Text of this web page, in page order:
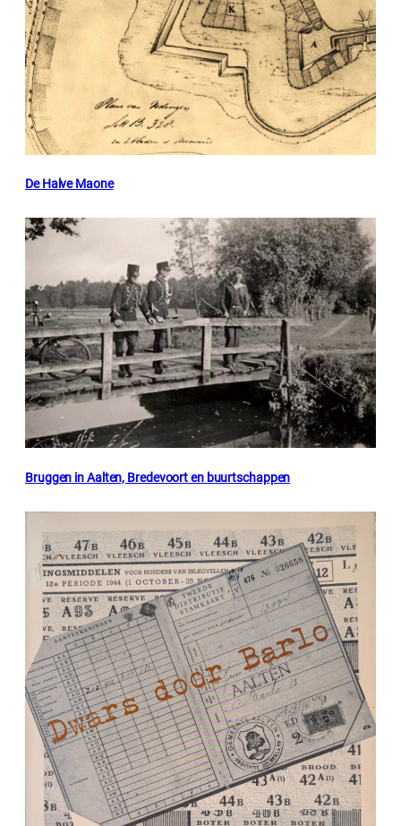
De Halve Maone
Bruggen in Aalten, Bredevoort en buurtschappen